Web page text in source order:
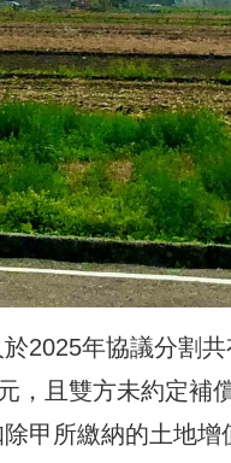
2025年協議分割
，且雙方未約定補
甲所繳納的土地增